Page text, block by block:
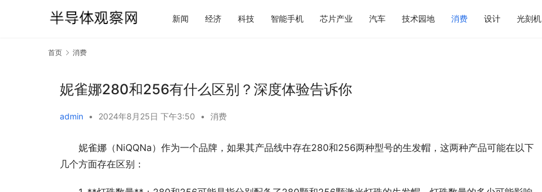
新闻 经济 科技 智能手机 芯片产业 汽车 技术园地 消费 设计 光刻机
首页 消费
妮雀娜280和256有什么区别？深度体验告诉你
admin • 2024年8月25日 下午3:50 • 消费
妮雀娜（NiQQNa）作为一个品牌，如果其产品线中存在280和256两种型号的生发帽，这两种产品可能在以下
几个方面存在区别：